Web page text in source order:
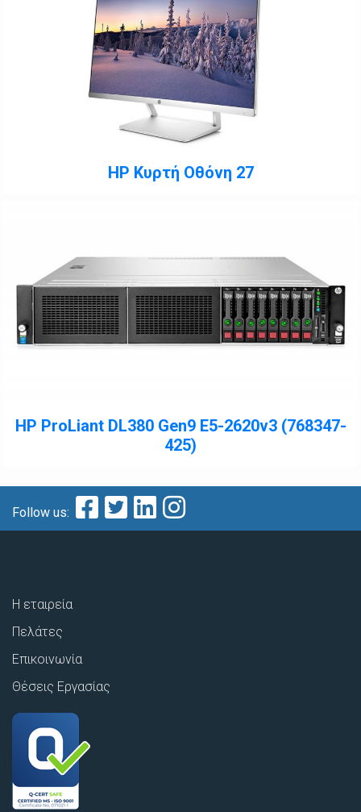
HP Κυρτή Οθόνη 27
HP ProLiant DL380 Gen9 E5-2620v3 (768347-
425)
Follow us:
Η εταιρεία
Πελάτες
Επικοινωνία
Θέσεις Εργασίας